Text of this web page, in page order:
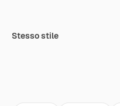
Stesso stile